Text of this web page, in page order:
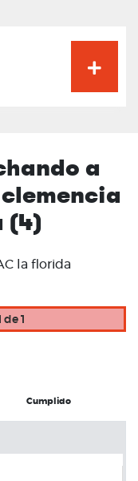
a
(4)
la florida
1
Cumplido